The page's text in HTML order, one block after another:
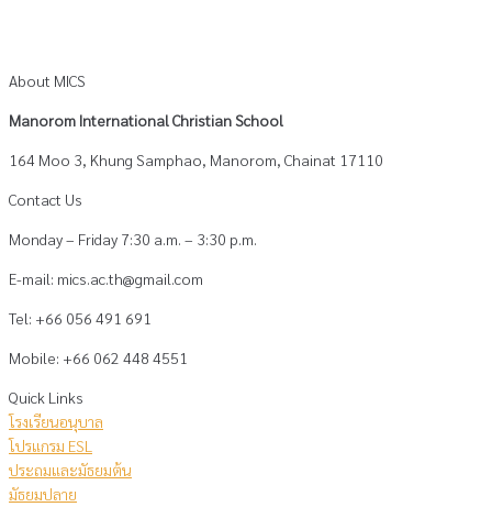
About MICS
Manorom International Christian School
164 Moo 3, Khung Samphao, Manorom, Chainat 17110
Contact Us
Monday – Friday 7:30 a.m. – 3:30 p.m.
E-mail: mics.ac.th@gmail.com
Tel: +66 056 491 691
Mobile: +66 062 448 4551
Quick Links
โรงเรียนอนุบาล
โปรแกรม ESL
ประถมและมัธยมต้น
มัธยมปลาย